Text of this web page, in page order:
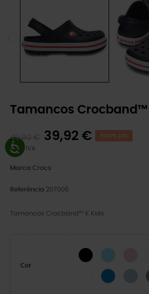
Tamancos Crocband™
49,90 € 39,92 € POUPE 20%
Com IVA
Marca Crocs
Referência 207006
Tamancos Crocband™ K Kids
Cor
BLACK Gelo Azul/
White/Pink Crush
Blue Bolt/Turbo
Blue